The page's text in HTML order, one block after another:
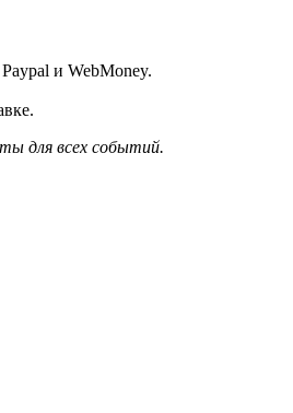
и WebMoney.
для всех событий.